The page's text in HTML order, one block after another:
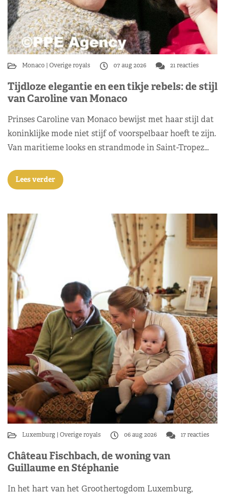
Monaco Overige royals 07 aug 2026 21 reacties
Tijdloze elegantie en een tikje rebels: de stijl
van Caroline van Monaco
Prinses Caroline van Monaco bewijst met haar stijl dat
koninklijke mode niet stijf of voorspelbaar hoeft te zijn.
Van maritieme looks en strandmode in Saint-Tropez…
Lees verder
Luxemburg Overige royals 06 aug 2026 17 reacties
Château Fischbach, de woning van
Guillaume en Stéphanie
In het hart van het Groothertogdom Luxemburg,